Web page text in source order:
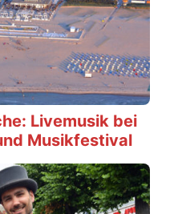
Livemusik bei
Musikfestival